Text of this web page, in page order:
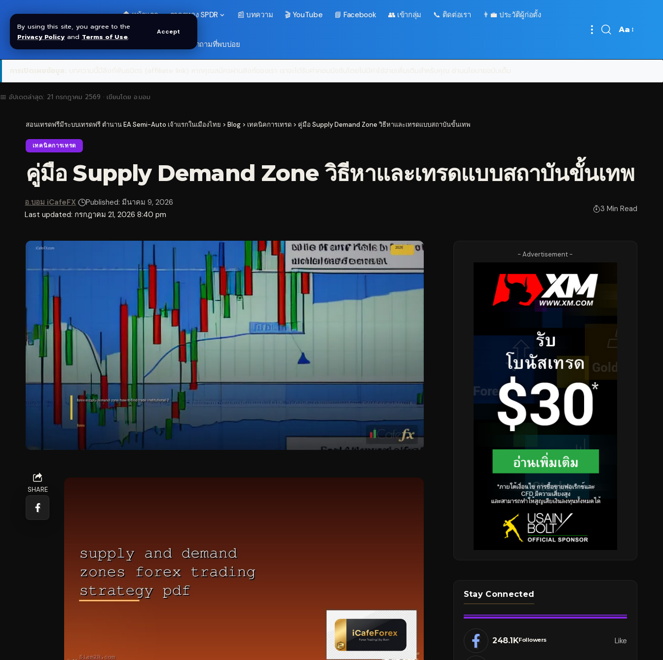
By using this site, you agree to the
Privacy Policy and Terms of Use.
Accept
🏠 หน้าแรก ราคาทอง SPDR 📰 บทความ 🎬 YouTube 📘 Facebook 👥 เข้ากลุ่ม 📞 ติดต่อเรา 👨‍💼 ประวัติผู้ก่อตั้ง
❓ คำถามที่พบบ่อย
Font
Aa
📅 อัปเดตล่าสุด: 21 กรกฎาคม 2569 · เขียนโดย อ.บอม
สอนเทรดฟรีมีระบบเทรดฟรี ตำนาน EA Semi-Auto เจ้าแรกในเมืองไทย > Blog > เทคนิคการเทรด > คู่มือ Supply Demand Zone วิธีหาและเทรดแบบสถาบันขั้นเทพ
เทคนิคการเทรด
คู่มือ Supply Demand Zone วิธีหาและเทรดแบบสถาบันขั้นเทพ
Last updated: กรกฎาคม 21, 2026 8:40 pm
อ.บอม iCafeFX Published: มีนาคม 9, 2026
3 Min Read
SHARE
- Advertisement -
Stay Connected
248.1KFollowers Like